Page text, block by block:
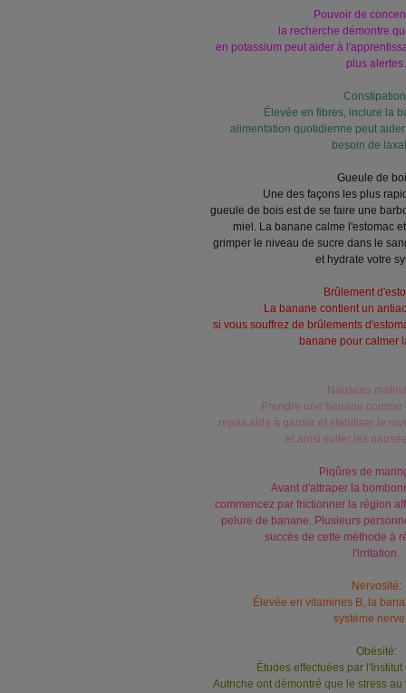
Pouvoir de
la recherche démontre
en potassium peut aider à
plus alertes.
Élevée en fibres, inclure la
alimentation quotidienne peut
besoin de
Gueule de
Une des façons les plus
gueule de bois est de se faire une
miel. La banane calme l'estomac
grimper le niveau de sucre dans le
et hydrate votre
Brûlement
La banane contient un
si vous souffrez de brûlements
banane pour calmer
Nausées
Prendre une banane
repas aide à garder et stabiliser le
et ainsi éviter les
Piqûres de
Avant d'attraper la
commencez par frictionner la région
pelure de banane. Plusieurs
succès de cette méthode à
l'irritation.
Nervosité:
Élevée en vitamines B, la
système
Obésité:
Études effectuées par
Autriche ont démontré que le stress